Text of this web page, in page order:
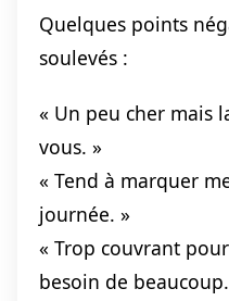
Quelques points
soulevés :
« Un peu cher mais
vous. »
« Tend à marquer
journée. »
« Trop couvrant
besoin de